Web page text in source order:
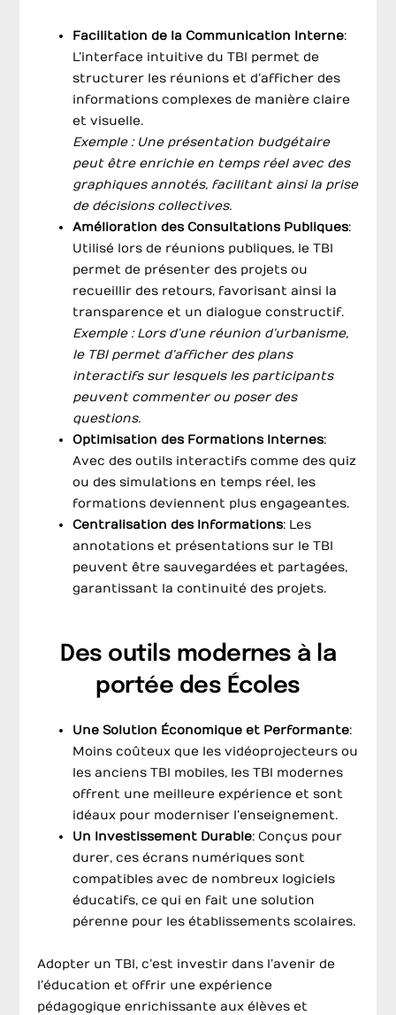
Facilitation de la Communication Interne:
L’interface intuitive du TBI permet de
structurer les réunions et d’afficher des
informations complexes de manière claire
et visuelle.
Exemple : Une présentation budgétaire
peut être enrichie en temps réel avec des
graphiques annotés, facilitant ainsi la prise
de décisions collectives.
Amélioration des Consultations Publiques:
Utilisé lors de réunions publiques, le TBI
permet de présenter des projets ou
recueillir des retours, favorisant ainsi la
transparence et un dialogue constructif.
Exemple : Lors d’une réunion d’urbanisme,
le TBI permet d’afficher des plans
interactifs sur lesquels les participants
peuvent commenter ou poser des
questions.
Optimisation des Formations Internes:
Avec des outils interactifs comme des quiz
ou des simulations en temps réel, les
formations deviennent plus engageantes.
Centralisation des Informations: Les
annotations et présentations sur le TBI
peuvent être sauvegardées et partagées,
garantissant la continuité des projets.
Des outils modernes à la
portée des Écoles
Une Solution Économique et Performante:
Moins coûteux que les vidéoprojecteurs ou
les anciens TBI mobiles, les TBI modernes
offrent une meilleure expérience et sont
idéaux pour moderniser l’enseignement.
Un Investissement Durable: Conçus pour
durer, ces écrans numériques sont
compatibles avec de nombreux logiciels
éducatifs, ce qui en fait une solution
pérenne pour les établissements scolaires.
Adopter un TBI, c’est investir dans l’avenir de
l’éducation et offrir une expérience
pédagogique enrichissante aux élèves et